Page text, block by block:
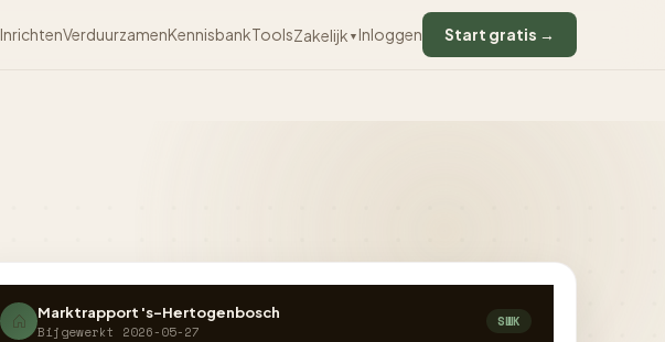
InrichtenVerduurzamenKennisbankToolsZakelijk ▼ Inloggen Start gratis →
Marktrapport 's-Hertogenbosch
Bijgewerkt 2026-05-27
SWK